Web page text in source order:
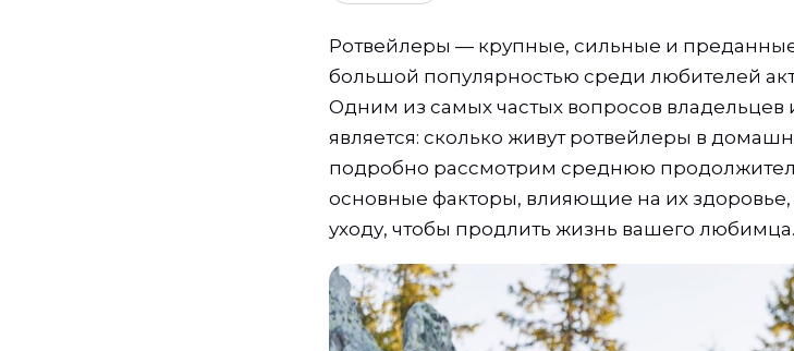
Ротвейлеры — крупные, сильные и
большой популярностью среди любителей
Одним из самых частых вопросов владельцев
является: сколько живут ротвейлеры в
подробно рассмотрим среднюю
основные факторы, влияющие на их
уходу, чтобы продлить жизнь вашего любимца.